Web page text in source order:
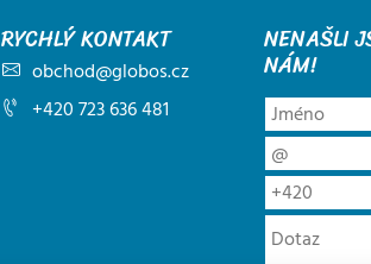
RYCHLÝ KONTAKT
obchod@globos.cz
+420 723 636 481
NENAŠLI
NÁM!